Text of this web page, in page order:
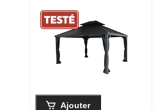
extérieur et patio,
toute saison, noir, 12 x
Ajouter